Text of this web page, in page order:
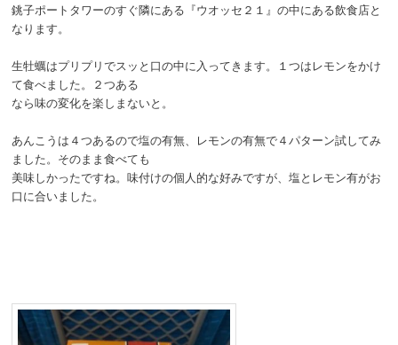
銚子ポートタワーのすぐ隣にある『ウオッセ２１』の中にある飲食店と
なります。
生牡蠣はプリプリでスッと口の中に入ってきます。１つはレモンをかけ
て食べました。２つある
なら味の変化を楽しまないと。
あんこうは４つあるので塩の有無、レモンの有無で４パターン試してみ
ました。そのまま食べても
美味しかったですね。味付けの個人的な好みですが、塩とレモン有がお
口に合いました。